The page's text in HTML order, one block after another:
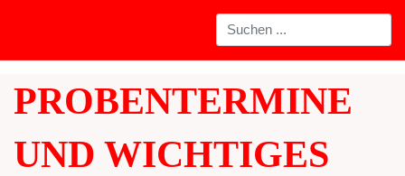
PROBENTERMINE
UND WICHTIGES